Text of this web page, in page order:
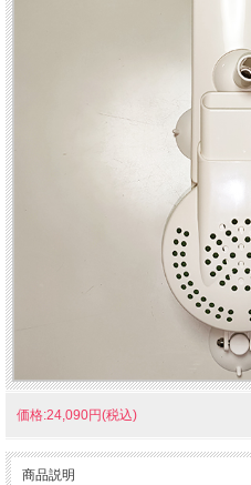
価格:24,090円(税込)
商品説明